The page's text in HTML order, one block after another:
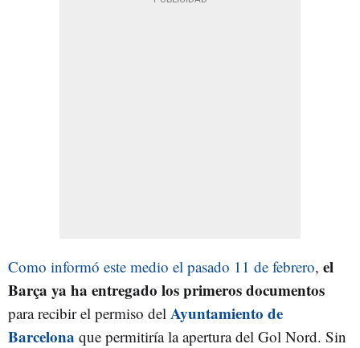
Como informó este medio el pasado 11 de febrero, el
Barça ya ha entregado los primeros documentos
para recibir el permiso del Ayuntamiento de
Barcelona que permitiría la apertura del Gol Nord. Sin